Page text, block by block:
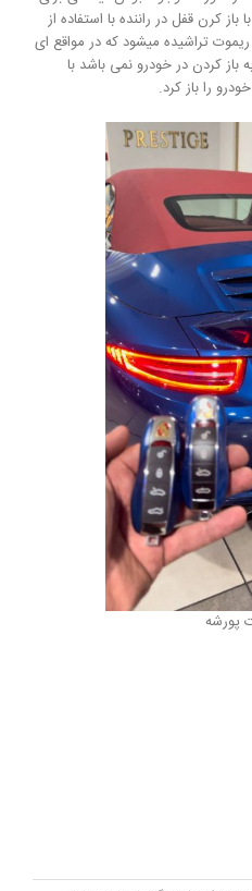
کرن قفل در راننده با استفاده از
تراشیده میشود که در مواقع ای
کردن در خودرو نمی باشد با
را باز کرد.
پورشه